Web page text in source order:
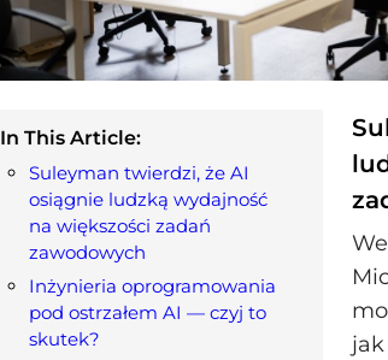
In This Article:
Suleyman twierdzi, że AI
osiągnie ludzką wydajność
na większości zadań
zawodowych
Inżynieria oprogramowania
pod ostrzałem AI — czyj to
skutek?